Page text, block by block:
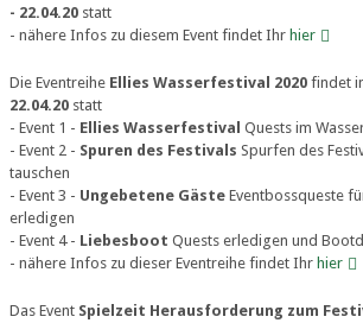
- 22.04.20 statt
- nähere Infos zu diesem Event findet Ihr hier
Die Eventreihe Ellies Wasserfestival 2020 findet
22.04.20 statt
- Event 1 - Ellies Wasserfestival Quests im
- Event 2 - Spuren des Festivals Spurfen des
tauschen
- Event 3 - Ungebetene Gäste Eventbossqueste
erledigen
- Event 4 - Liebesboot Quests erledigen und
- nähere Infos zu dieser Eventreihe findet Ihr hier
Das Event Spielzeit Herausforderung zum